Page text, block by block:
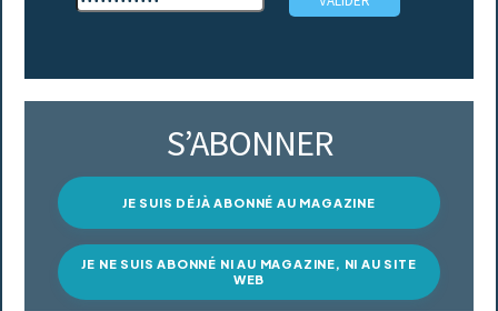
S’ABONNER
JE SUIS DÉJÀ ABONNÉ AU MAGAZINE
JE NE SUIS ABONNÉ NI AU MAGAZINE, NI AU SITE
WEB